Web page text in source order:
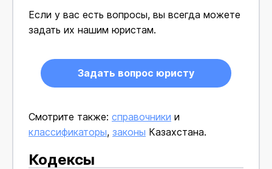
Если у вас есть вопросы, вы всегда можете
задать их нашим юристам.
Задать вопрос юристу
Смотрите также: справочники и
классификаторы, законы Казахстана.
Кодексы